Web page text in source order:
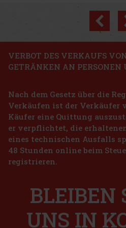
Chloé Nomade Jardin
AUF LAGER(3 st)
Chloé Nomade Jardin d'Égypte ist
für Damen, das vom Zauber
Geburtsland von Gaby Aghion, der
Das dritte Kapitel der Nomade-
Papyru
75.37€ ohne VAT
Lattafa Yara EdP 100 ml
AUF LAGER
wirkt zart und verspielt, hinterlässt
markanten und lang anhaltenden
VERBOT DES VERKAUFS
GETRÄNKEN AN PERSONEN
Nach dem Gesetz über die
Verkäufen ist der Verkäufer
Käufer eine Quittung
er verpflichtet, die
eines technischen Ausfalls
48 Stunden online beim
registrieren.
BLEIBEN
UNS IN